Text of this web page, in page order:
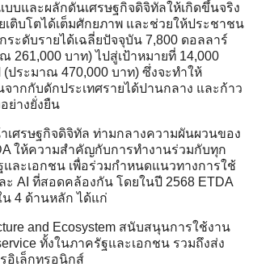
บบและผลักดันเศรษฐกิจดิจิทัลให้เกิดขึ้นจริง
เติบโตได้เต็มศักยภาพ และช่วยให้ประชาชน
ระดับรายได้เฉลี่ยปัจจุบัน 7,800 ดอลลาร์
261,000 บาท) ไปสู่เป้าหมายที่ 14,000
ประมาณ 470,000 บาท) ซึ่งจะทำให้
ากกับดักประเทศรายได้ปานกลาง และก้าว
ย่างยั่งยืน
เศรษฐกิจดิจิทัล ท่ามกลางความผันผวนของ
ให้ความสำคัญกับการทำงานร่วมกับทุก
ละเอกชน เพื่อร่วมกำหนดแนวทางการใช้
ะ AI ที่สอดคล้องกัน โดยในปี 2568 ETDA
น 4 ด้านหลัก ได้แก่
and Ecosystem สนับสนุนการใช้งาน
ทั้งในภาครัฐและเอกชน รวมถึงส่ง
อิเล็กทรอนิกส์